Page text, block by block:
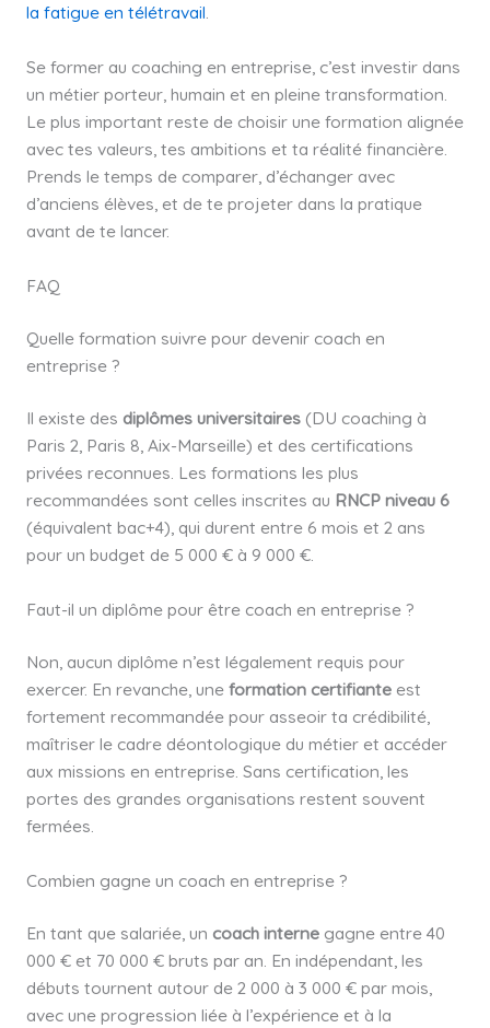
la fatigue en télétravail.
Se former au coaching en entreprise, c’est investir dans
un métier porteur, humain et en pleine transformation.
Le plus important reste de choisir une formation alignée
avec tes valeurs, tes ambitions et ta réalité financière.
Prends le temps de comparer, d’échanger avec
d’anciens élèves, et de te projeter dans la pratique
avant de te lancer.
FAQ
Quelle formation suivre pour devenir coach en
entreprise ?
Il existe des diplômes universitaires(DU coaching à
Paris 2, Paris 8, Aix-Marseille) et des certifications
privées reconnues. Les formations les plus
recommandées sont celles inscrites au RNCP niveau 6
(équivalent bac+4), qui durent entre 6 mois et 2 ans
pour un budget de 5 000 € à 9 000 €.
Faut-il un diplôme pour être coach en entreprise ?
Non, aucun diplôme n’est légalement requis pour
exercer. En revanche, une formation certifianteest
fortement recommandée pour asseoir ta crédibilité,
maîtriser le cadre déontologique du métier et accéder
aux missions en entreprise. Sans certification, les
portes des grandes organisations restent souvent
fermées.
Combien gagne un coach en entreprise ?
En tant que salariée, un coach internegagne entre 40
000 € et 70 000 € bruts par an. En indépendant, les
débuts tournent autour de 2 000 à 3 000 € par mois,
avec une progression liée à l’expérience et à la